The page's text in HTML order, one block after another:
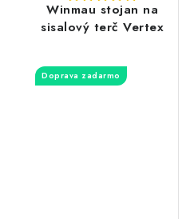
Winmau stojan na
sisalový terč Vertex
Doprava zadarmo